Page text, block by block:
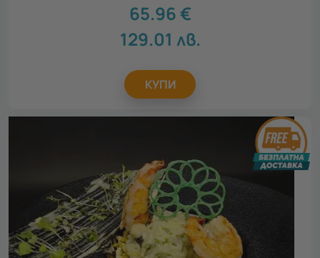
65.96€
129.01 лв.
КУПИ